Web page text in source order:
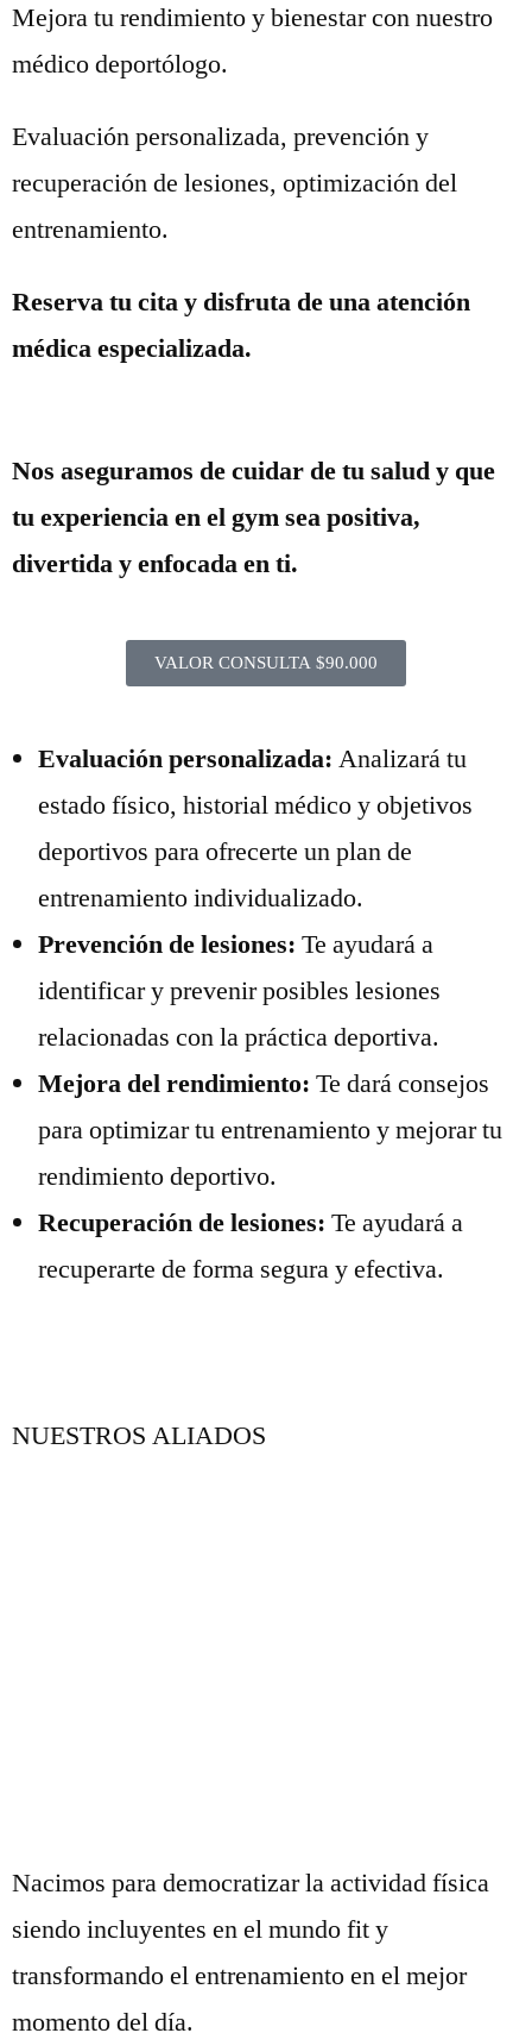
Mejora tu rendimiento y bienestar con nuestro
médico deportólogo.
Evaluación personalizada, prevención y
recuperación de lesiones, optimización del
entrenamiento.
Reserva tu cita y disfruta de una atención
médica especializada.
Nos aseguramos de cuidar de tu salud y que
tu experiencia en el gym sea positiva,
divertida y enfocada en ti.
VALOR CONSULTA $90.000
Evaluación personalizada: Analizará tu
estado físico, historial médico y objetivos
deportivos para ofrecerte un plan de
entrenamiento individualizado.
Prevención de lesiones: Te ayudará a
identificar y prevenir posibles lesiones
relacionadas con la práctica deportiva.
Mejora del rendimiento: Te dará consejos
para optimizar tu entrenamiento y mejorar tu
rendimiento deportivo.
Recuperación de lesiones: Te ayudará a
recuperarte de forma segura y efectiva.
NUESTROS ALIADOS
Nacimos para democratizar la actividad física
siendo incluyentes en el mundo fit y
transformando el entrenamiento en el mejor
momento del día.